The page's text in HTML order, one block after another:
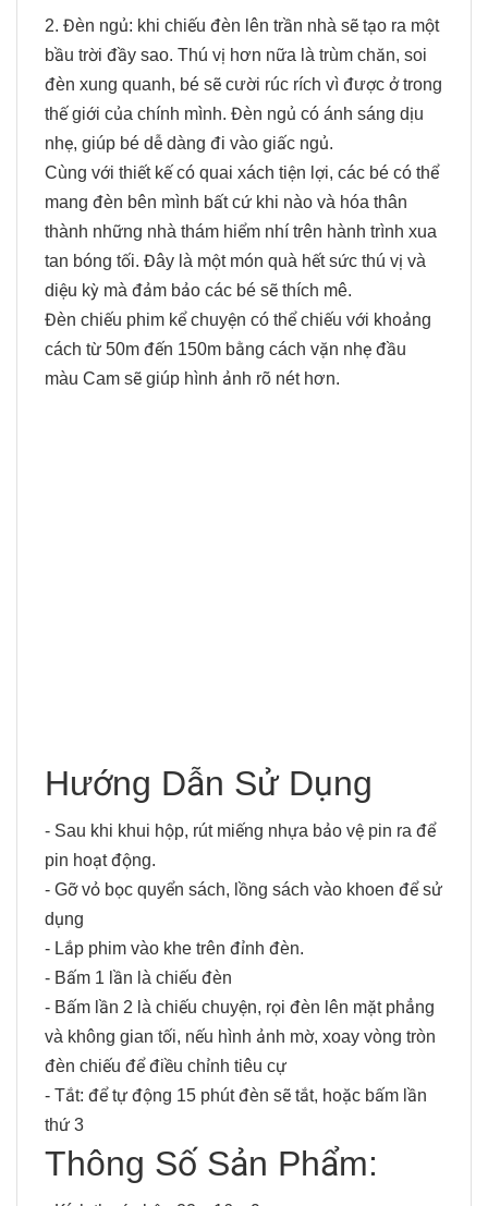
2. Đèn ngủ: khi chiếu đèn lên trần nhà sẽ tạo ra một
bầu trời đầy sao. Thú vị hơn nữa là trùm chăn, soi
đèn xung quanh, bé sẽ cười rúc rích vì được ở trong
thế giới của chính mình. Đèn ngủ có ánh sáng dịu
nhẹ, giúp bé dễ dàng đi vào giấc ngủ.
Cùng với thiết kế có quai xách tiện lợi, các bé có thể
mang đèn bên mình bất cứ khi nào và hóa thân
thành những nhà thám hiểm nhí trên hành trình xua
tan bóng tối. Đây là một món quà hết sức thú vị và
diệu kỳ mà đảm bảo các bé sẽ thích mê.
Đèn chiếu phim kể chuyện có thể chiếu với khoảng
cách từ 50m đến 150m bằng cách vặn nhẹ đầu
màu Cam sẽ giúp hình ảnh rõ nét hơn.
Hướng Dẫn Sử Dụng
- Sau khi khui hộp, rút miếng nhựa bảo vệ pin ra để
pin hoạt động.
- Gỡ vỏ bọc quyển sách, lồng sách vào khoen để sử
dụng
- Lắp phim vào khe trên đỉnh đèn.
- Bấm 1 lần là chiếu đèn
- Bấm lần 2 là chiếu chuyện, rọi đèn lên mặt phẳng
và không gian tối, nếu hình ảnh mờ, xoay vòng tròn
đèn chiếu để điều chỉnh tiêu cự
- Tắt: để tự động 15 phút đèn sẽ tắt, hoặc bấm lần
thứ 3
Thông Số Sản Phẩm: